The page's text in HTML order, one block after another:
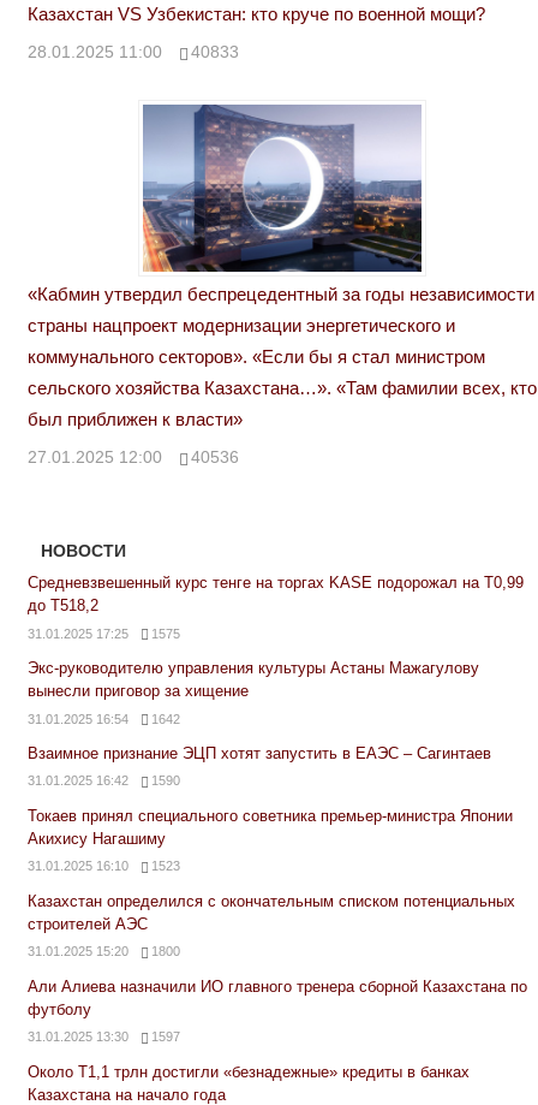
Казахстан VS Узбекистан: кто круче по военной мощи?
28.01.2025 11:00 40833
«Кабмин утвердил беспрецедентный за годы независимости
страны нацпроект модернизации энергетического и
коммунального секторов». «Если бы я стал министром
сельского хозяйства Казахстана…». «Там фамилии всех, кто
был приближен к власти»
27.01.2025 12:00 40536
НОВОСТИ
Средневзвешенный курс тенге на торгах KASE подорожал на Т0,99
до Т518,2
31.01.2025 17:25 1575
Экс-руководителю управления культуры Астаны Мажагулову
вынесли приговор за хищение
31.01.2025 16:54 1642
Взаимное признание ЭЦП хотят запустить в ЕАЭС – Сагинтаев
31.01.2025 16:42 1590
Токаев принял специального советника премьер-министра Японии
Акихису Нагашиму
31.01.2025 16:10 1523
Казахстан определился с окончательным списком потенциальных
строителей АЭС
31.01.2025 15:20 1800
Али Алиева назначили ИО главного тренера сборной Казахстана по
футболу
31.01.2025 13:30 1597
Около Т1,1 трлн достигли «безнадежные» кредиты в банках
Казахстана на начало года